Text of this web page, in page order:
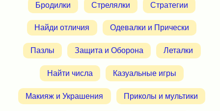
Бродилки Стрелялки Стратегии
Найди отличия Одевалки и Прически
Пазлы Защита и Оборона Леталки
Найти числа Казуальные игры
Макияж и Украшения Приколы и мультики